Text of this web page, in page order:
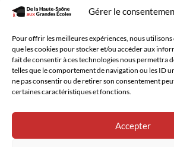
Gérer le
Pour offrir les meilleures expériences, nous utilisons
que les cookies pour stocker et/ou accéder aux
fait de consentir à ces technologies nous permettra
telles que le comportement de navigation ou les ID
ne pas consentir ou de retirer son consentement
certaines caractéristiques et fonctions.
Accepter
Nous contacter
Kit de presse